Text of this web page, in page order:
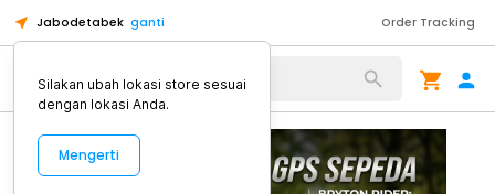
Jabodetabek ganti Order Tracking
Alat Kopi
Silakan ubah lokasi store sesuai
dengan lokasi Anda.
Mengerti